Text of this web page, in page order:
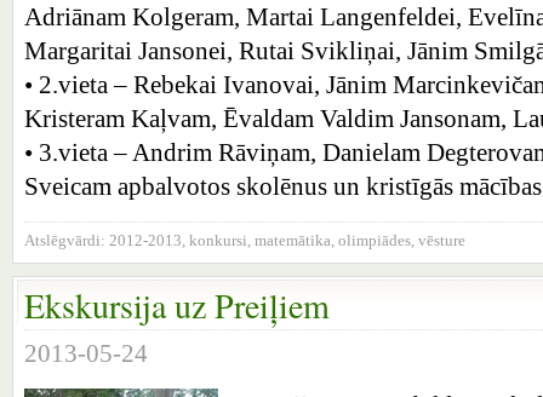
Adriānam Kolgeram, Martai Langenfeldei,
Margaritai Jansonei, Rutai Svikliņai, Jānim
• 2.vieta – Rebekai Ivanovai, Jānim
Kristeram Kaļvam, Ēvaldam Valdim Jansonam,
• 3.vieta – Andrim Rāviņam, Danielam
Sveicam apbalvotos skolēnus un kristīgās
Atslēgvārdi: 2012-2013 konkursi matemātika olimpiādes vēsture
Ekskursija uz Preiļiem
2013-05-24